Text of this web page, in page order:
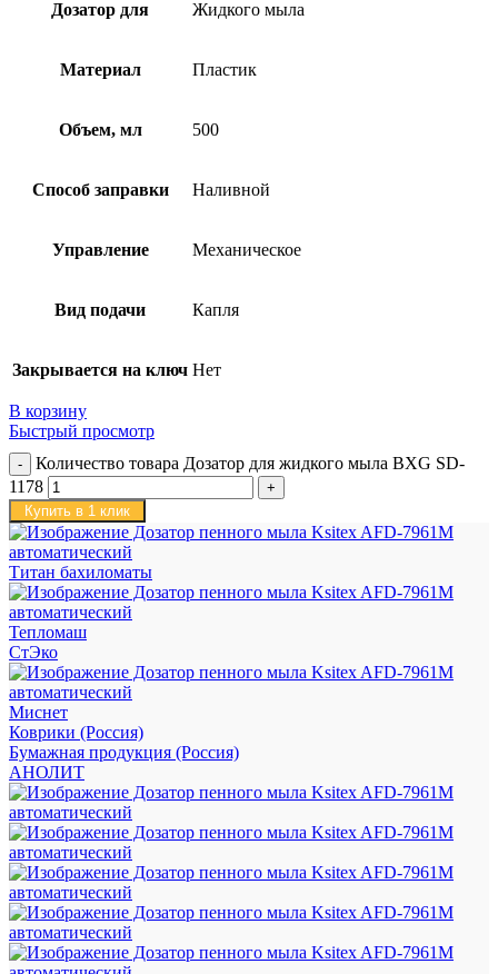
Дозатор для Жидкого мыла
Материал Пластик
Объем, мл 500
Способ заправки Наливной
Управление Механическое
Вид подачи Капля
Закрывается на ключ Нет
В корзину
Быстрый просмотр
Количество товара Дозатор для жидкого мыла BXG SD-
1178
Купить в 1 клик
Титан бахиломаты
Тепломаш
СтЭко
Миснет
Коврики (Россия)
Бумажная продукция (Россия)
АНОЛИТ